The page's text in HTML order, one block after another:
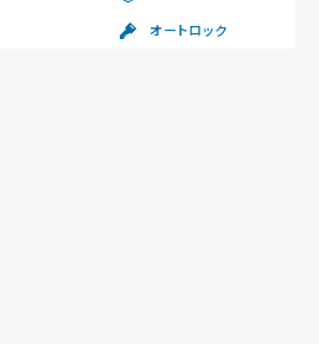
オートロック